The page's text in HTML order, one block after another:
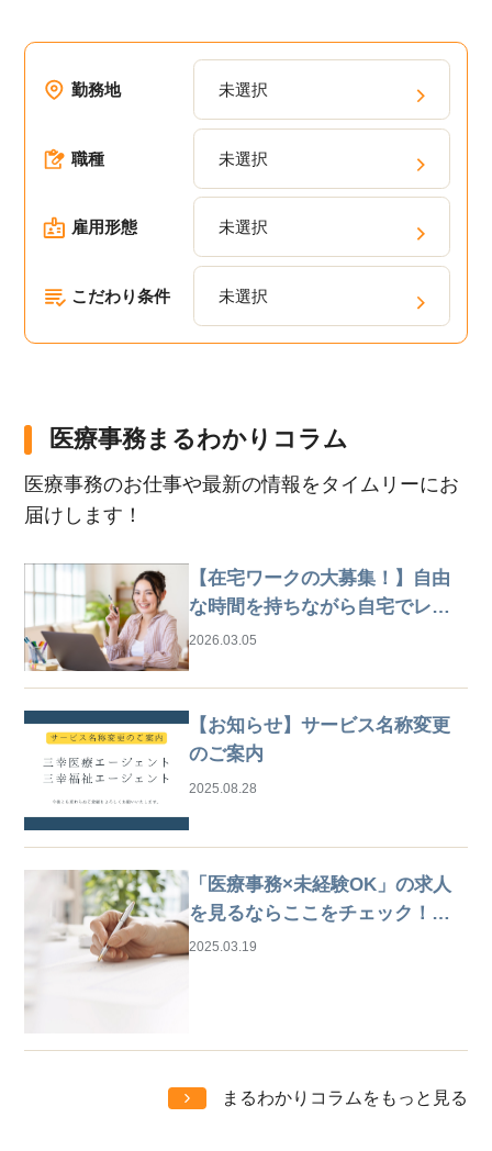
勤務地 未選択
職種 未選択
雇用形態 未選択
こだわり条件 未選択
医療事務まるわかりコラム
医療事務のお仕事や最新の情報をタイムリーにお
届けします！
【在宅ワークの大募集！】自由
な時間を持ちながら自宅でレセ
プト業務
2026.03.05
【お知らせ】サービス名称変更
のご案内
2025.08.28
「医療事務×未経験OK」の求人
を見るならここをチェック！は
じめての仕事探しガイド
2025.03.19
まるわかりコラムをもっと見る